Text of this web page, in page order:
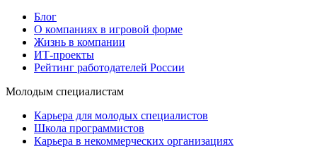
Блог
О компаниях в игровой форме
Жизнь в компании
ИТ-проекты
Рейтинг работодателей России
Молодым специалистам
Карьера для молодых специалистов
Школа программистов
Карьера в некоммерческих организациях